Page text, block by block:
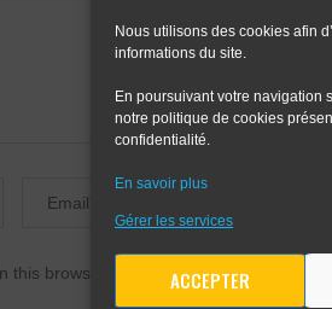
Nous utilisons des cookies afin
informations du site.
En poursuivant votre navigation
notre politique de cookies
confidentialité.
En savoir plus
Gérer les services
ACCEPTER
this browser for the next time I comment.